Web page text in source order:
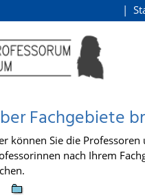
Fachgebiete
können Sie die Professoren
nach Ihrem